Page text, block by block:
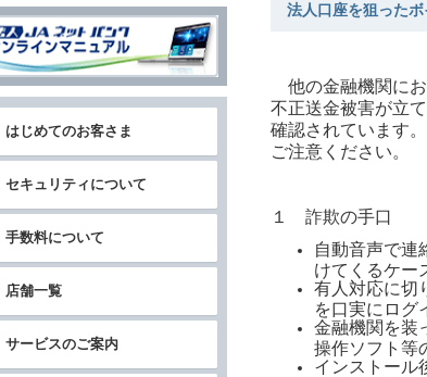
法人口座を狙った
他の金融機関にお
不正送金被害が立
確認されています
ご注意ください。
１ 詐欺の手口
自動音声で連
けてくるケー
有人対応に切
を口実にログ
金融機関を装
操作ソフト等
インストール
はじめてのお客さま
セキュリティについて
手数料について
店舗一覧
サービスのご案内